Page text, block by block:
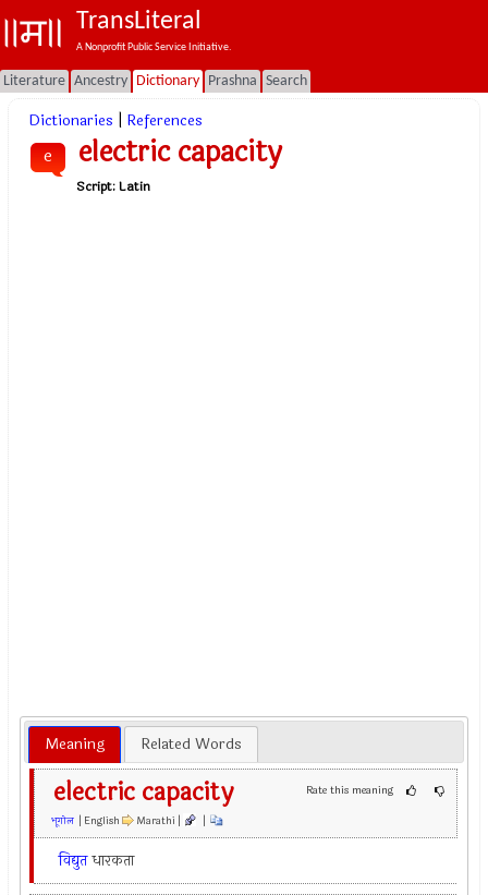
TransLiteral
A Nonprofit Public Service Initiative.
Literature Ancestry Dictionary Prashna Search
Dictionaries References
e electric capacity
Script:Latin
Meaning Related Words
Rate this meaning
electric capacity
भूगोल | English Marathi | |
विद्युतधारकता